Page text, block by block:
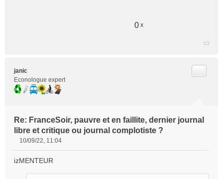
0 x
janic
Econologue expert
Re: FranceSoir, pauvre et en faillite, dernier journal
libre et critique ou journal complotiste ?
s
10/09/22, 11:04
izMENTEUR